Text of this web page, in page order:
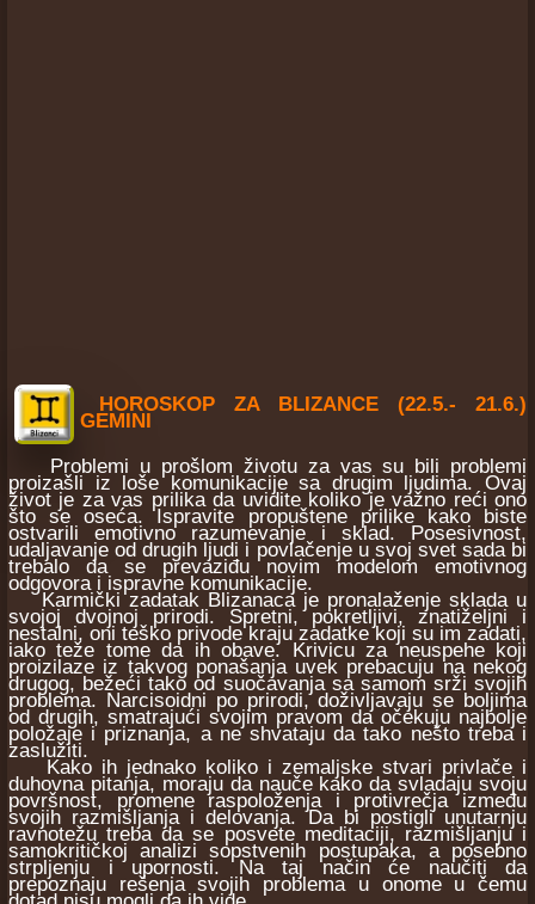
HOROSKOP ZA BLIZANCE (22.5.- 21.6.)
GEMINI
Problemi u prošlom životu za vas su bili problemi
proizašli iz loše komunikacije sa drugim ljudima. Ovaj
život je za vas prilika da uvidite koliko je važno reći ono
što se oseća. Ispravite propuštene prilike kako biste
ostvarili emotivno razumevanje i sklad. Posesivnost,
udaljavanje od drugih ljudi i povlačenje u svoj svet sada bi
trebalo da se prevaziđu novim modelom emotivnog
odgovora i ispravne komunikacije.
Karmički zadatak Blizanaca je pronalaženje sklada u
svojoj dvojnoj prirodi. Spretni, pokretljivi, znatiželjni i
nestalni, oni teško privode kraju zadatke koji su im zadati,
iako teže tome da ih obave. Krivicu za neuspehe koji
proizilaze iz takvog ponašanja uvek prebacuju na nekog
drugog, bežeći tako od suočavanja sa samom srži svojih
problema. Narcisoidni po prirodi, doživljavaju se boljima
od drugih, smatrajući svojim pravom da očekuju najbolje
položaje i priznanja, a ne shvataju da tako nešto treba i
zaslužiti.
Kako ih jednako koliko i zemaljske stvari privlače i
duhovna pitanja, moraju da nauče kako da svladaju svoju
površnost, promene raspoloženja i protivrečja između
svojih razmišljanja i delovanja. Da bi postigli unutarnju
ravnotežu treba da se posvete meditaciji, razmišljanju i
samokritičkoj analizi sopstvenih postupaka, a posebno
strpljenju i upornosti. Na taj način će naučiti da
prepoznaju rešenja svojih problema u onome u čemu